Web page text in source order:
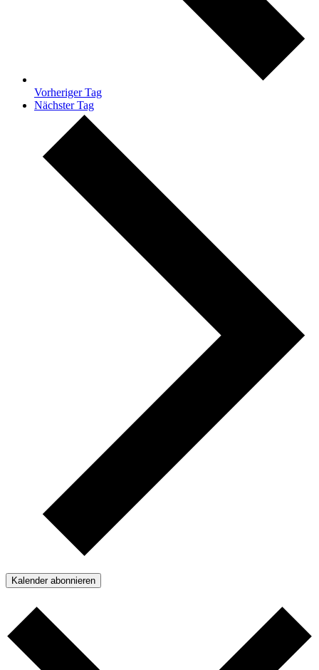
Vorheriger Tag
Nächster Tag
Kalender abonnieren